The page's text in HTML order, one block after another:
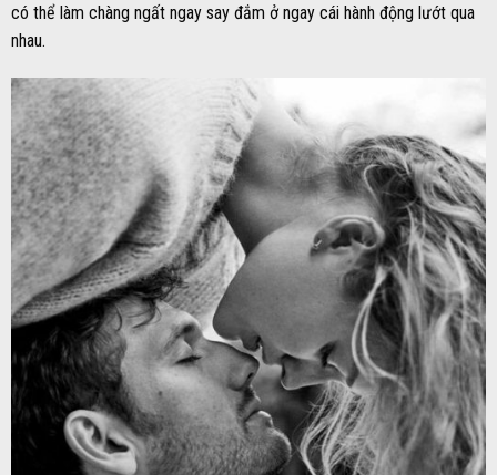
có thể làm chàng ngất ngay say đắm ở ngay cái hành động lướt qua
nhau.